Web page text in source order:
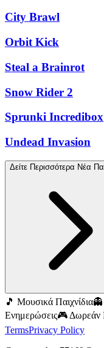
City Brawl
Orbit Kick
Steal a Brainrot
Snow Rider 2
Sprunki Incredibox
Undead Invasion
Δείτε Περισσότερα Νέα
🎵 Μουσικά Παιχνίδια
Ενημερώσεις🎮 Δωρεάν
TermsPrivacy Policy